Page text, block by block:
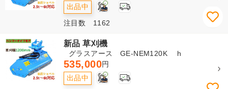
出品中 2
注目数 1162
新品 草刈機
グラスアース GE-NEM120K h
535,000円
出品中 2